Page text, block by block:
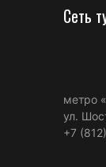
Сеть
метро
ул.
+7